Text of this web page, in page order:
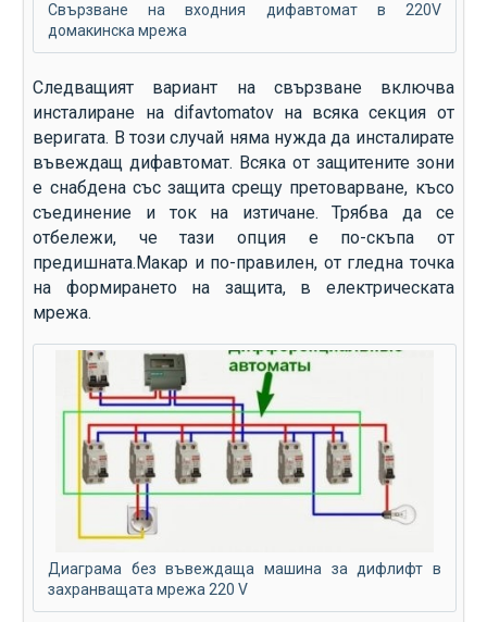
Свързване на входния дифавтомат в 220V
домакинска мрежа
Следващият вариант на свързване включва
инсталиране на difavtomatov на всяка секция от
веригата. В този случай няма нужда да инсталирате
въвеждащ дифавтомат. Всяка от защитените зони
е снабдена със защита срещу претоварване, късо
съединение и ток на изтичане. Трябва да се
отбележи, че тази опция е по-скъпа от
предишната.Макар и по-правилен, от гледна точка
на формирането на защита, в електрическата
мрежа.
Диаграма без въвеждаща машина за дифлифт в
захранващата мрежа 220 V